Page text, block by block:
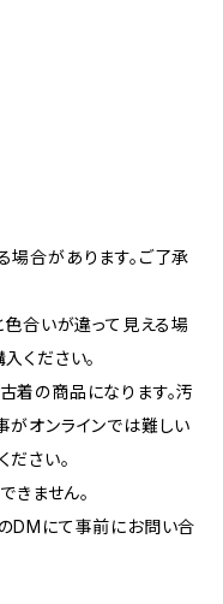
合があります。ご了承
合いが違って見える場
ください。
の商品になります。汚
がオンラインでは難しい
さい。
きません。
DMにて事前にお問い合